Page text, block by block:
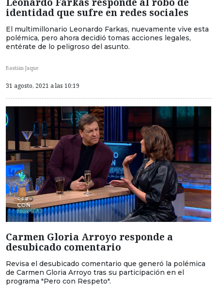
identidad que sufre en redes sociales
El multimillonario Leonardo Farkas, nuevamente vive esta
polémica, pero ahora decidió tomas acciones legales,
entérate de lo peligroso del asunto.
Bastián Jaque
31 agosto, 2021 a las 10:19
Carmen Gloria Arroyo responde a
desubicado comentario
Revisa el desubicado comentario que generó la polémica
de Carmen Gloria Arroyo tras su participación en el
programa "Pero con Respeto".